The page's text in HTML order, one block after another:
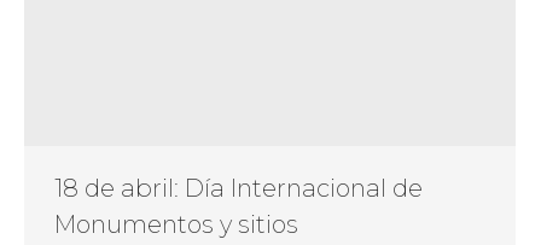
18 de abril: Día Internacional de
Monumentos y sitios